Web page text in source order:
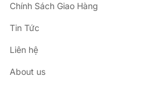
Chính Sách Giao Hàng
Tin Tức
Liên hệ
About us